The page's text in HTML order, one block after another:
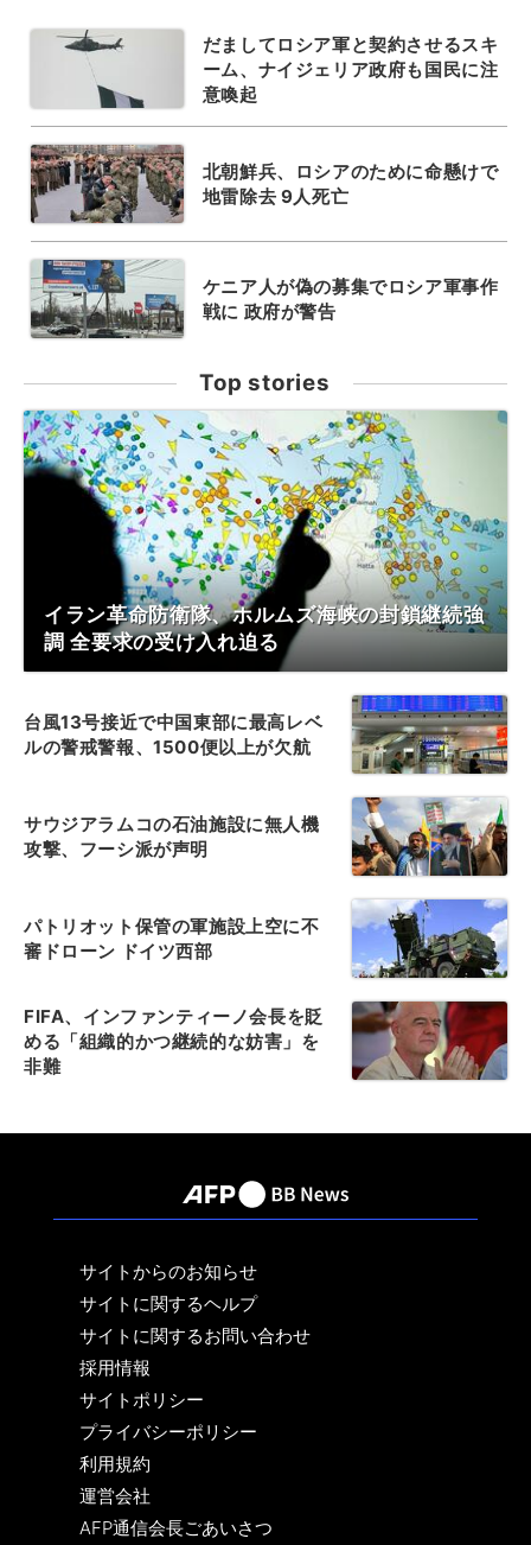
だましてロシア軍と契約させるスキ
ーム、ナイジェリア政府も国民に注
意喚起
北朝鮮兵、ロシアのために命懸けで
地雷除去 9人死亡
ケニア人が偽の募集でロシア軍事作
戦に 政府が警告
Top stories
イラン革命防衛隊、ホルムズ海峡の封鎖継続強
調 全要求の受け入れ迫る
台風13号接近で中国東部に最高レベ
ルの警戒警報、1500便以上が欠航
サウジアラムコの石油施設に無人機
攻撃、フーシ派が声明
パトリオット保管の軍施設上空に不
審ドローン ドイツ西部
FIFA、インファンティーノ会長を貶
める「組織的かつ継続的な妨害」を
非難
サイトからのお知らせ
サイトに関するヘルプ
サイトに関するお問い合わせ
採用情報
サイトポリシー
プライバシーポリシー
利用規約
運営会社
AFP通信会長ごあいさつ